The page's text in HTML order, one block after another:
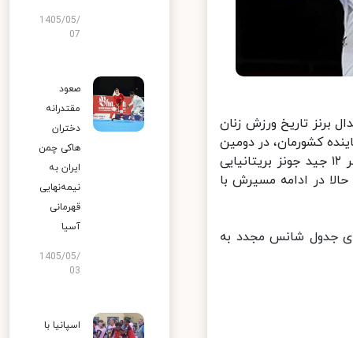
برنز تاریخ ورزش زنان
مقابل ناهید کیانی نماینده کشورمان، در دومین
مسابقه خود زیر پرچم المپیک و تحت عنوان تیم پناهندگان، توانست ۱۶ بر ۱۲ جید جونز بریتانیایی
در ادامه مسیرش با
جدول شانس مجدد به
1405/05/
07
صعود
مقتدرانه
دختران
هاکی چمن
ایران به
نیمه‌نهایی
قهرمانی
آسیا
1405/05/
03
اسپانیا با